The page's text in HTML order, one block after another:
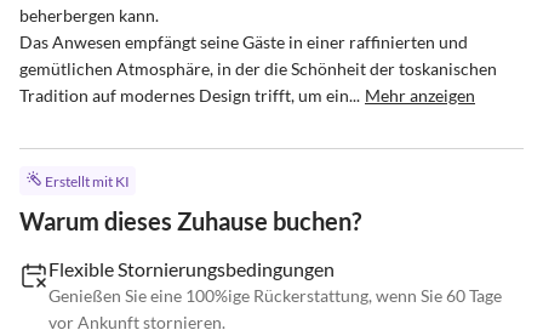
beherbergen kann.
Das Anwesen empfängt seine Gäste in einer raffinierten und
gemütlichen Atmosphäre, in der die Schönheit der toskanischen
Tradition auf modernes Design trifft, um ein... Mehr anzeigen
Erstellt mit KI
Warum dieses Zuhause buchen?
Flexible Stornierungsbedingungen
Genießen Sie eine 100%ige Rückerstattung, wenn Sie 60 Tage
vor Ankunft stornieren.